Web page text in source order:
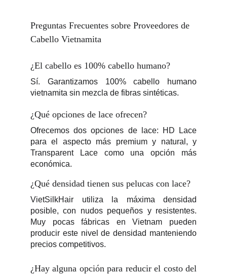
Preguntas Frecuentes sobre Proveedores de
Cabello Vietnamita
¿El cabello es 100% cabello humano?
Sí. Garantizamos 100% cabello humano
vietnamita sin mezcla de fibras sintéticas.
¿Qué opciones de lace ofrecen?
Ofrecemos dos opciones de lace: HD Lace
para el aspecto más premium y natural, y
Transparent Lace como una opción más
económica.
¿Qué densidad tienen sus pelucas con lace?
VietSilkHair utiliza la máxima densidad
posible, con nudos pequeños y resistentes.
Muy pocas fábricas en Vietnam pueden
producir este nivel de densidad manteniendo
precios competitivos.
¿Hay alguna opción para reducir el costo del